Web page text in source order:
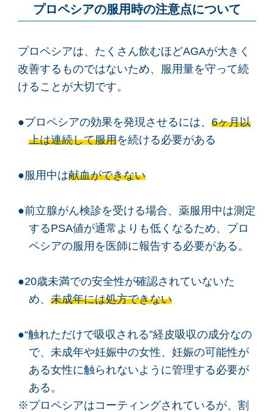
プロペシアの服用時の注意点について
プロペシアは、たくさん飲むほどAGAが大きく
改善するものではないため、服用量を守って続
けることが大切です。
●プロペシアの効果を発現させるには、6ヶ月以
上は連続して服用を続ける必要がある
●服用中は献血ができない
●前立腺がん検診を受ける場合、薬服用中は測定
するPSA値が通常よりも低くなるため、プロ
ペシアの服用を医師に報告する必要がある。
●20歳未満での安全性が確認されていないた
め、 未成年には処方できない
●“触れただけで吸収される”経皮吸収の成分なの
で、未成年や妊娠中の女性、妊娠の可能性が
ある女性に触られないように管理する必要が
ある。
※プロペシアはコーティングされているが、割